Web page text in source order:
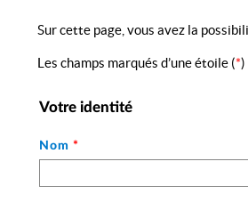
Sur cette page, vous avez la
Les champs marqués d’une étoile (*)
Votre identité
Nom *